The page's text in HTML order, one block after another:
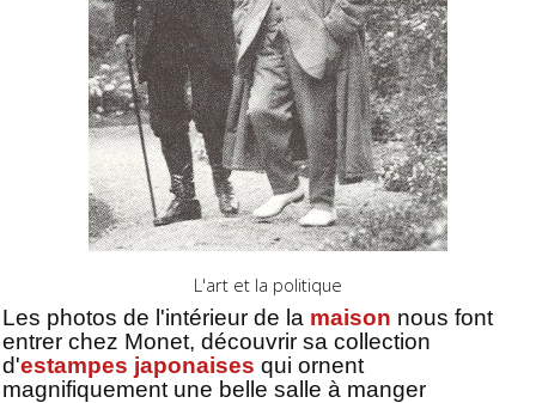
L'art et la politique
Les photos de l'intérieur de la maison nous font
entrer chez Monet, découvrir sa collection
d'estampes japonaises qui ornent
magnifiquement une belle salle à manger